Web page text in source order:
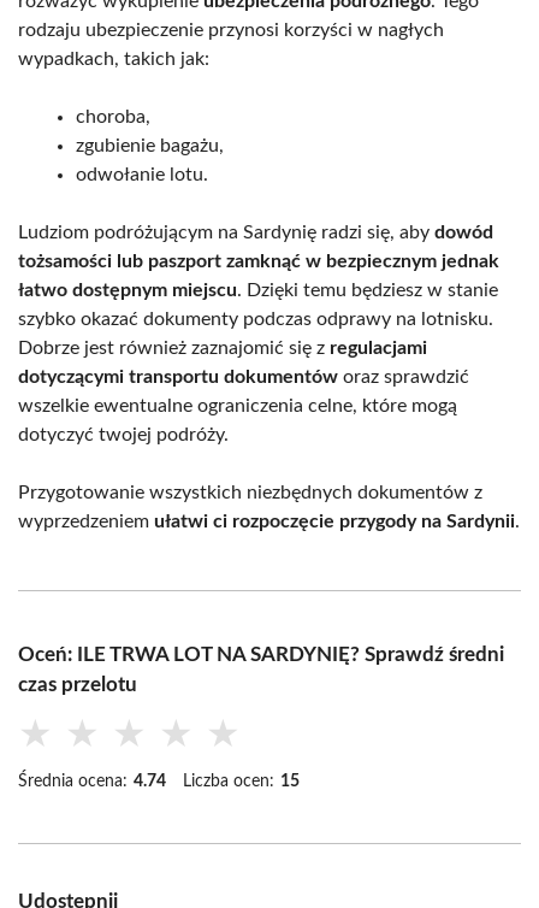
rodzaju ubezpieczenie przynosi korzyści w nagłych
wypadkach, takich jak:
choroba,
zgubienie bagażu,
odwołanie lotu.
Ludziom podróżującym na Sardynię radzi się, aby dowód
tożsamości lub paszport zamknąć w bezpiecznym jednak
łatwo dostępnym miejscu. Dzięki temu będziesz w stanie
szybko okazać dokumenty podczas odprawy na lotnisku.
Dobrze jest również zaznajomić się z regulacjami
dotyczącymi transportu dokumentów oraz sprawdzić
wszelkie ewentualne ograniczenia celne, które mogą
dotyczyć twojej podróży.
Przygotowanie wszystkich niezbędnych dokumentów z
wyprzedzeniem ułatwi ci rozpoczęcie przygody na Sardynii.
Oceń: ILE TRWA LOT NA SARDYNIĘ? Sprawdź średni
czas przelotu
★ ★ ★ ★ ★
Średnia ocena: 4.74 Liczba ocen: 15
Udostępnij